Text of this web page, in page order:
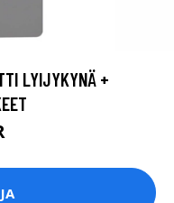
LYIJYKYNÄ +